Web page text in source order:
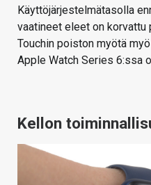
Käyttöjärjestelmätasolla
vaatineet eleet on
Touchin poiston myötä
Apple Watch Series 6:ssa
Kellon